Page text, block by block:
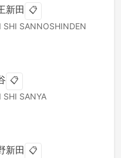
新田 📋
SHI SANNOSHINDEN
📋
SHI SANYA
新田 📋